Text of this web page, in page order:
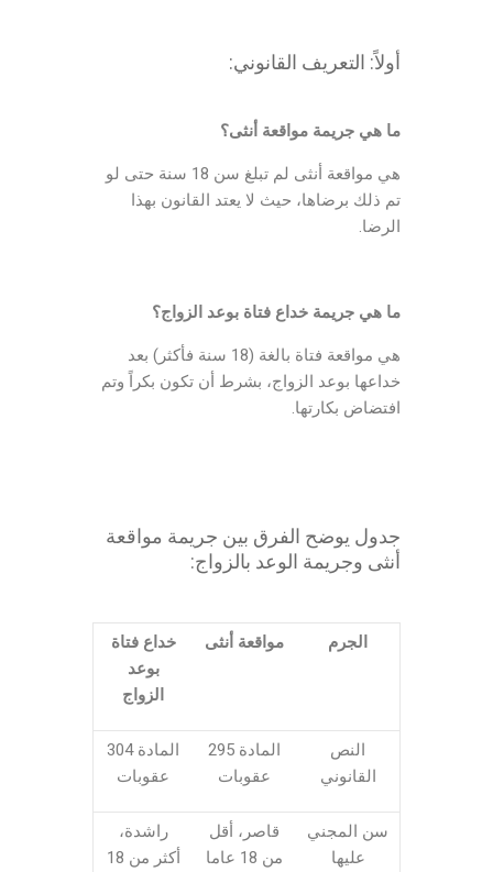
أولاً: التعريف القانوني:
ما هي جريمة مواقعة أنثى؟
هي مواقعة أنثى لم تبلغ سن 18 سنة حتى لو
تم ذلك برضاها، حيث لا يعتد القانون بهذا
الرضا.
ما هي جريمة خداع فتاة بوعد الزواج؟
هي مواقعة فتاة بالغة (18 سنة فأكثر) بعد
خداعها بوعد الزواج، بشرط أن تكون بكراً وتم
افتضاض بكارتها.
جدول يوضح الفرق بين جريمة مواقعة
أنثى وجريمة الوعد بالزواج:
الجرم مواقعة أنثى
خداع فتاة
بوعد
الزواج
النص
القانوني
المادة 295
عقوبات
المادة 304
عقوبات
سن المجني
عليها
قاصر، أقل
من 18 عاما
راشدة،
أكثر من 18